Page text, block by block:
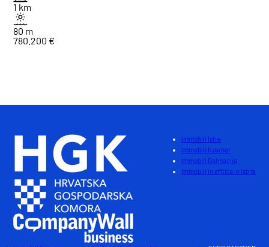
1 km
80 m
780.200 €
Immobili Istra
Immobili Kvarner
Immobili Dalmacija
Immobili in affitto in Istria